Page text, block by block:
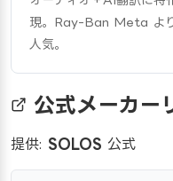
現。Ray-Ban Meta より
人気。
公式メーカー
提供: SOLOS 公式